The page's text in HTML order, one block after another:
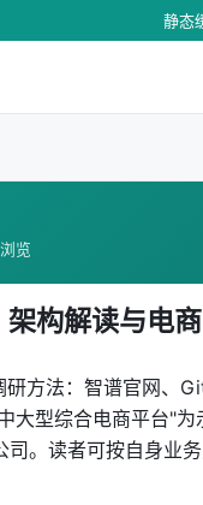
静态
览
构解读与电
方法：智谱官网、
大型综合电商平台"
。读者可按自身业务